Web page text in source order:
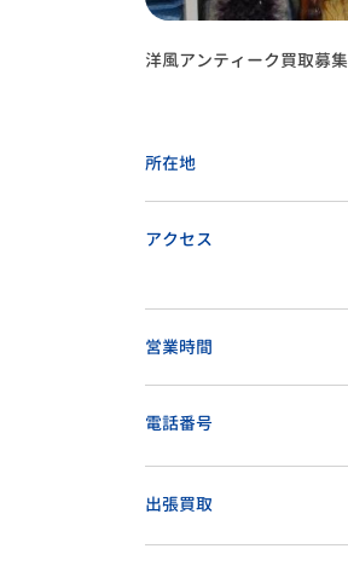
洋風アンティーク買取募
所在地
アクセス
営業時間
電話番号
出張買取